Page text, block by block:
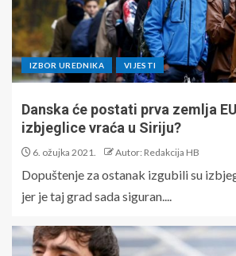
IZBOR UREDNIKA VIJESTI
Danska će postati prva zemlja
izbjeglice vraća u Siriju?
6. ožujka 2021. Autor: Redakcija HB
Dopuštenje za ostanak izgubili su
jer je taj grad sada siguran....